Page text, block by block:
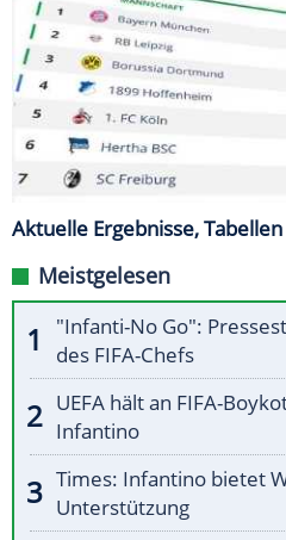
Aktuelle Ergebnisse,
Meistgelesen
"Infanti-No Go":
des FIFA-Chefs
UEFA hält an FIFA-
Infantino
Times: Infantino bietet
Unterstützung